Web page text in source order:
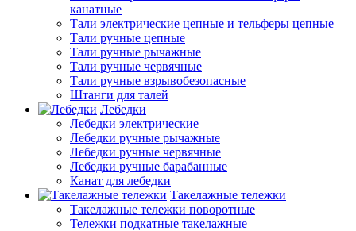
канатные
Тали электрические цепные и тельферы цепные
Тали ручные цепные
Тали ручные рычажные
Тали ручные червячные
Тали ручные взрывобезопасные
Штанги для талей
Лебедки
Лебедки электрические
Лебедки ручные рычажные
Лебедки ручные червячные
Лебедки ручные барабанные
Канат для лебедки
Такелажные тележки
Такелажные тележки поворотные
Тележки подкатные такелажные